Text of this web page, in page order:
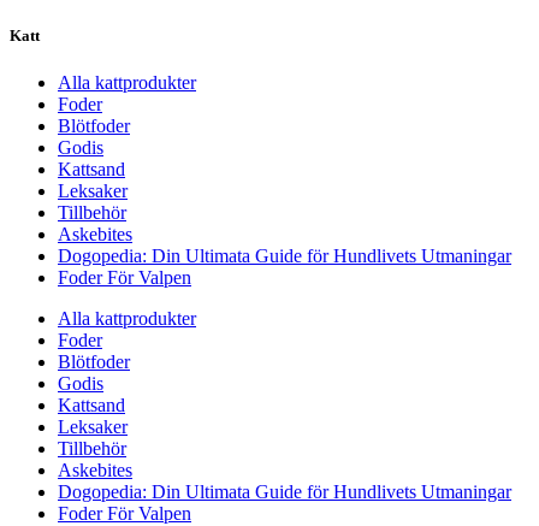
Katt
Alla kattprodukter
Foder
Blötfoder
Godis
Kattsand
Leksaker
Tillbehör
Askebites
Dogopedia: Din Ultimata Guide för Hundlivets Utmaningar
Foder För Valpen
Alla kattprodukter
Foder
Blötfoder
Godis
Kattsand
Leksaker
Tillbehör
Askebites
Dogopedia: Din Ultimata Guide för Hundlivets Utmaningar
Foder För Valpen